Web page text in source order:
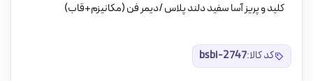
کلید و پریز آسا سفید دلند پلاس /دیمر فن (مکانیزم+قاب)
کد کالا:bsbi-2747